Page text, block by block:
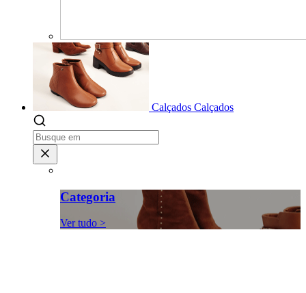
Calçados Calçados
Categoria
Ver tudo >